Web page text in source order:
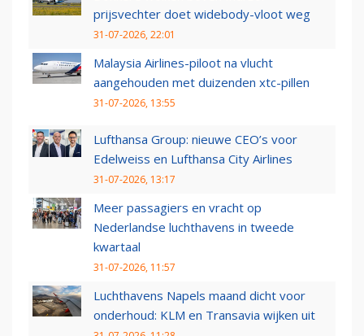
prijsvechter doet widebody-vloot weg
31-07-2026, 22:01
Malaysia Airlines-piloot na vlucht
aangehouden met duizenden xtc-pillen
31-07-2026, 13:55
Lufthansa Group: nieuwe CEO’s voor
Edelweiss en Lufthansa City Airlines
31-07-2026, 13:17
Meer passagiers en vracht op
Nederlandse luchthavens in tweede
kwartaal
31-07-2026, 11:57
Luchthavens Napels maand dicht voor
onderhoud: KLM en Transavia wijken uit